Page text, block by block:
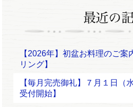
【2026年】初盆お料理のご案
リング】
【毎月完売御礼】７月１日（
受付開始】